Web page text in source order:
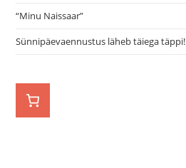
“Minu Naissaar”
Sünnipäevaennustus läheb täiega täppi!